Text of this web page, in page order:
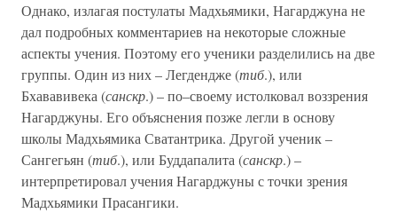
Однако, излагая постулаты Мадхьямики, Нагарджуна не
дал подробных комментариев на некоторые сложные
аспекты учения. Поэтому его ученики разделились на две
группы. Один из них – Легдендже (тиб.), или
Бхававивека (санскр.) – по–своему истолковал воззрения
Нагарджуны. Его объяснения позже легли в основу
школы Мадхьямика Сватантрика. Другой ученик –
Сангегьян (тиб.), или Буддапалита (санскр.) –
интерпретировал учения Нагарджуны с точки зрения
Мадхьямики Прасангики.